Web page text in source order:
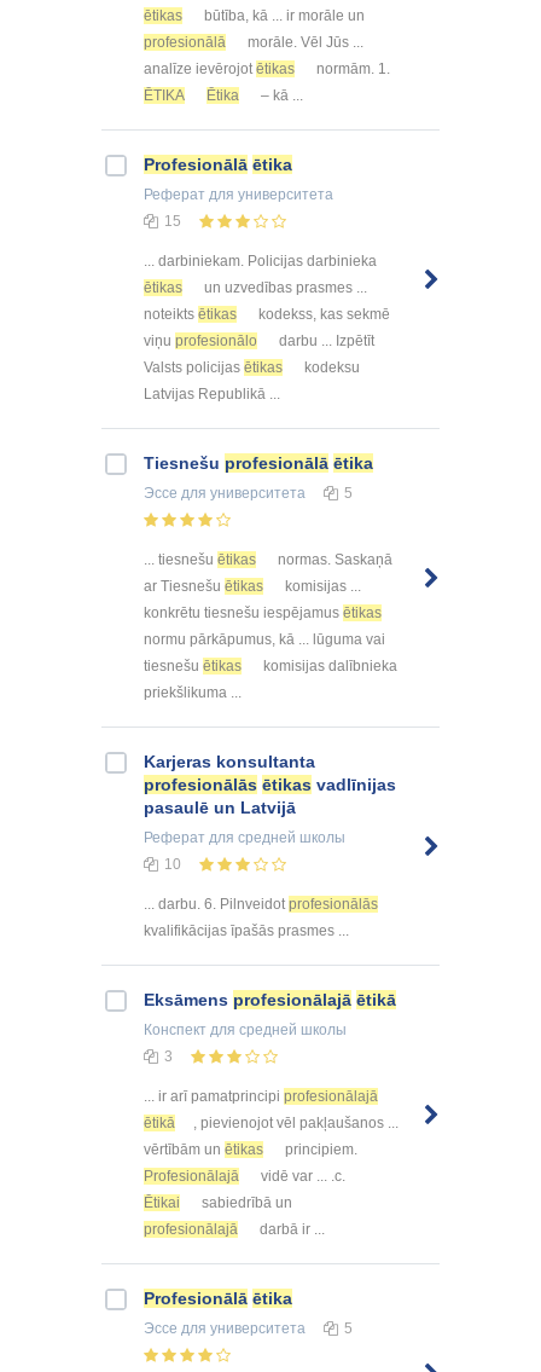
ētikas
būtība, kā ... ir morāle un
profesionālā
morāle. Vēl Jūs ...
analīze ievērojotētikas
normām. 1.
ĒTIKA
Ētika – kā ...
Profesionālā ētika
Реферат для университета
15
... darbiniekam. Policijas darbinieka
ētikas
un uzvedības prasmes ...
noteikts ētikas
kodekss, kas sekmē
viņu profesionālo
darbu ... Izpētīt
Valsts policijas ētikas
kodeksu
Latvijas Republikā ...
Tiesnešu profesionālā ētika
Эссе для университета 5
... tiesnešu ētikas
normas. Saskaņā
ar Tiesnešu ētikas
komisijas ...
konkrētu tiesnešu iespējamus ētikas
normu pārkāpumus, kā ... lūguma vai
tiesnešu ētikas
komisijas dalībnieka
priekšlikuma ...
Karjeras konsultanta
profesionālās ētikas vadlīnijas
pasaulē un Latvijā
Реферат для средней школы
10
... darbu. 6. Pilnveidotprofesionālās
kvalifikācijas īpašās prasmes ...
Eksāmens profesionālajā ētikā
Конспект для средней школы
3
... ir arī pamatprincipi profesionālajā
ētikā
, pievienojot vēl pakļaušanos ...
vērtībām un ētikas
principiem.
Profesionālajā
vidē var ... .c.
Ētikai
sabiedrībā un
profesionālajā
darbā ir ...
Profesionālā ētika
Эссе для университета 5